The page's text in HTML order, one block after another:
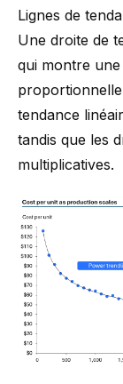
Lignes de
Une droite de
qui montre
tendance
tandis que les
multiplicatives.